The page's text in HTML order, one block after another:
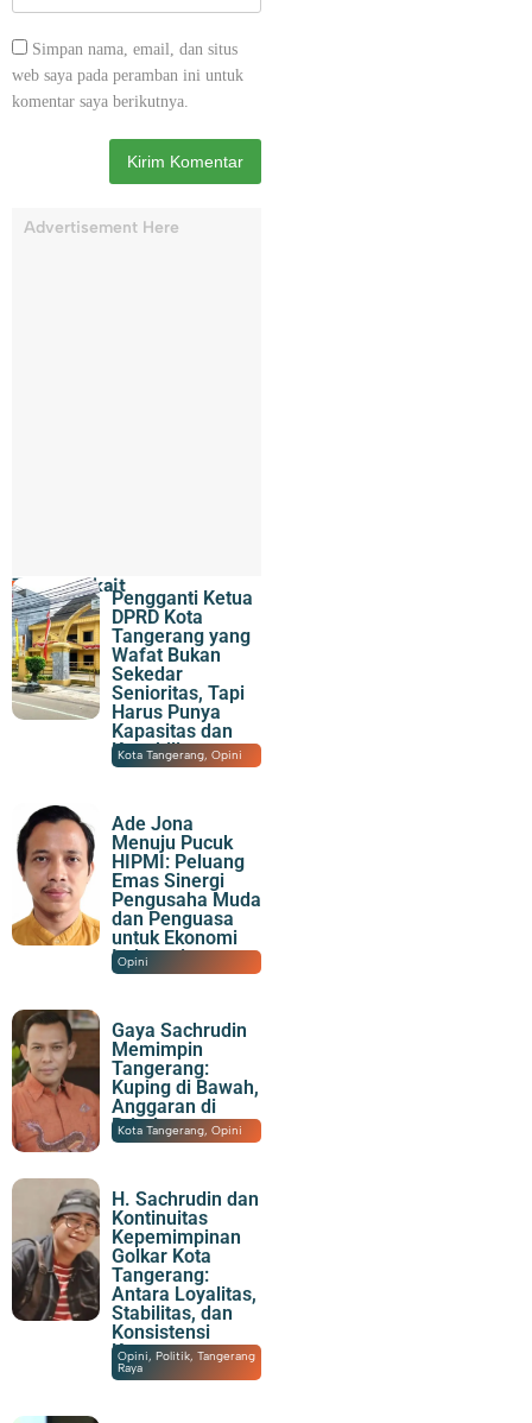
Simpan nama, email, dan situs
web saya pada peramban ini untuk
komentar saya berikutnya.
Advertisement Here
Topik Terkait
Pengganti Ketua
DPRD Kota
Tangerang yang
Wafat Bukan
Sekedar
Senioritas, Tapi
Harus Punya
Kapasitas dan
Kapabilitas
06/08/2026|08:12
Kota Tangerang,Opini
Ade Jona
Menuju Pucuk
HIPMI: Peluang
Emas Sinergi
Pengusaha Muda
dan Penguasa
untuk Ekonomi
Indonesia
22/04/2026
Opini
Gaya Sachrudin
Memimpin
Tangerang:
Kuping di Bawah,
Anggaran di
Prioritas
22/04/2026|18:15
Kota Tangerang,Opini
H. Sachrudin dan
Kontinuitas
Kepemimpinan
Golkar Kota
Tangerang:
Antara Loyalitas,
Stabilitas, dan
Konsistensi
Kemenangan
17/10/2025|08:17
Opini,Politik,Tangerang
Raya